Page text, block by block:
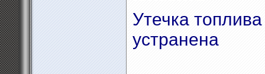
Утечка
устранена